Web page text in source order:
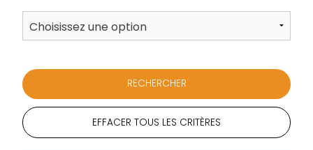
EFFACER TOUS LES CRITÈRES